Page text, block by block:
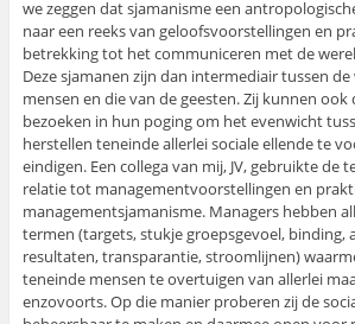
we zeggen dat sjamanisme een
naar een reeks van geloofsvoorstellingen en
betrekking tot het communiceren met de
Deze sjamanen zijn dan intermediair tussen
mensen en die van de geesten. Zij kunnen ook
bezoeken in hun poging om het evenwicht
herstellen teneinde allerlei sociale ellende te
eindigen. Een collega van mij, JV, gebruikte de
relatie tot managementvoorstellingen en
managementsjamanisme. Managers hebben
termen (targets, stukje groepsgevoel, binding,
resultaten, transparantie, stroomlijnen)
teneinde mensen te overtuigen van allerlei
enzovoorts. Op die manier proberen zij de